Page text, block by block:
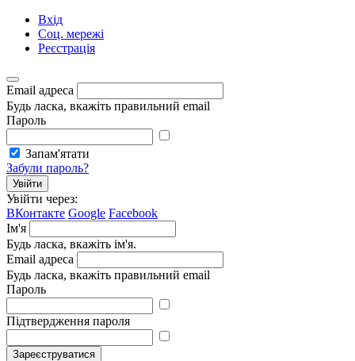
Вхід
Соц. мережі
Реєстрація
Email адреса
Будь ласка, вкажіть правильний email
Пароль
Запам'ятати
Забули пароль?
Увійти
Увійти через:
ВКонтакте Google Facebook
Ім'я
Будь ласка, вкажіть ім'я.
Email адреса
Будь ласка, вкажіть правильний email
Пароль
Підтвердження пароля
Зареєструватися